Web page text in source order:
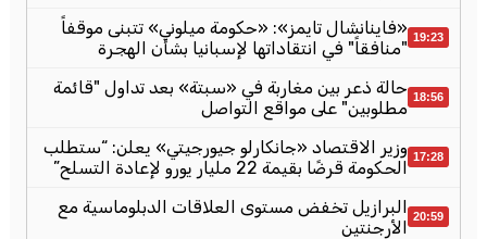
19:23 «فاينانشال تايمز»: «حكومة ميلوني» تتبنى موقفاً
"منافقاً" في انتقاداتها لإسبانيا بشأن الهجرة
18:56 حالة ذعر بين مغاربة في «سبتة» بعد تداول "قائمة
مطلوبين" على مواقع التواصل
17:28 وزير الاقتصاد «جانكارلو جيورجيتي» يعلن: “ستطلب
الحكومة قرضًا بقيمة 22 مليار يورو لإعادة التسلح”
20:59 البرازيل تخفض مستوى العلاقات الدبلوماسية مع
الأرجنتين